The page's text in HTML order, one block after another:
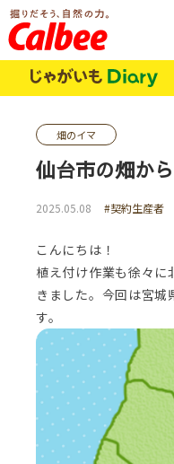
じ
畑のイマ
仙台市の畑か
2025.05.08 #契約生産者
こんにちは！
植え付け作業も徐々に
きました。今回は宮城
す。